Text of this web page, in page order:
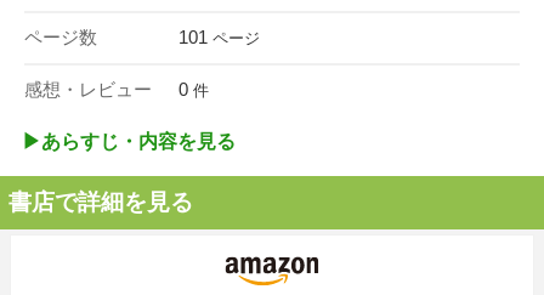
ページ数 101 ページ
感想・レビュー 0 件
▶︎あらすじ・内容を見る
書店で詳細を見る